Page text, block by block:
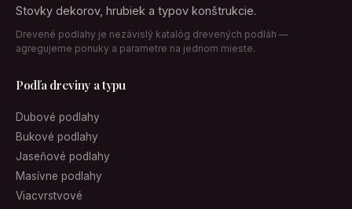
Stovky dekorov, hrubiek a typov konštrukcie.
Drevené podlahy je nezávislý katalóg drevených podláh —
agregujeme ponuky a parametre na jednom mieste.
Podľa dreviny a typu
Dubové podlahy
Bukové podlahy
Jaseňové podlahy
Masívne podlahy
Viacvrstvové